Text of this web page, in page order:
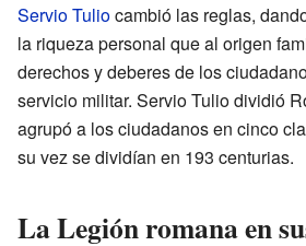
Servio Tuliocambió las reglas,
la riqueza personal que al origen
derechos y deberes de los
servicio militar. Servio Tulio dividió
agrupó a los ciudadanos en cinco
su vez se dividían en 193 centurias.
La Legión romana en